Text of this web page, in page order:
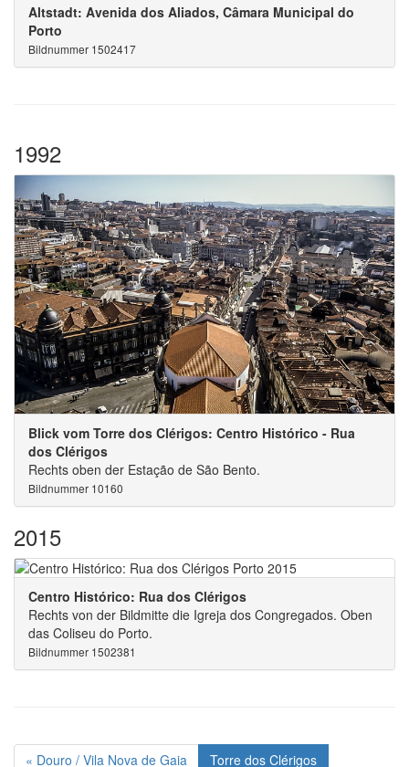
Altstadt: Avenida dos Aliados, Câmara Municipal do
Porto
Bildnummer 1502417
1992
Blick vom Torre dos Clérigos: Centro Histórico - Rua
dos Clérigos
Rechts oben der Estação de São Bento.
Bildnummer 10160
2015
Centro Histórico: Rua dos Clérigos
Rechts von der Bildmitte die Igreja dos Congregados. Oben
das Coliseu do Porto.
Bildnummer 1502381
« Douro / Vila Nova de Gaia Torre dos Clérigos